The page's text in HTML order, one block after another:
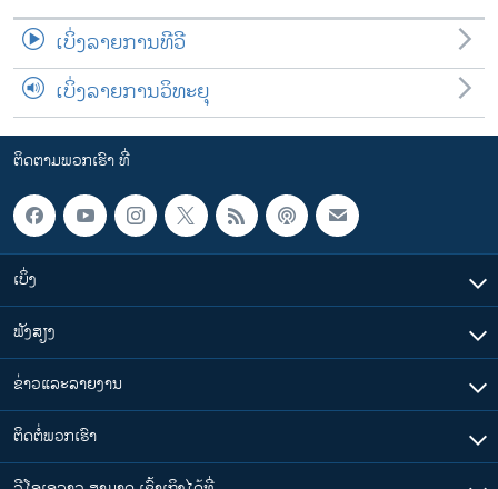
ເບິ່ງລາຍການທີວີ
ເບິ່ງລາຍການວິທະຍຸ
ຕິດຕາມພວກເຮົາ ທີ່
ເບິ່ງ
ຟັງສຽງ
ຂ່າວແລະລາຍງານ
ຕິດຕໍ່ພວກເຮົາ